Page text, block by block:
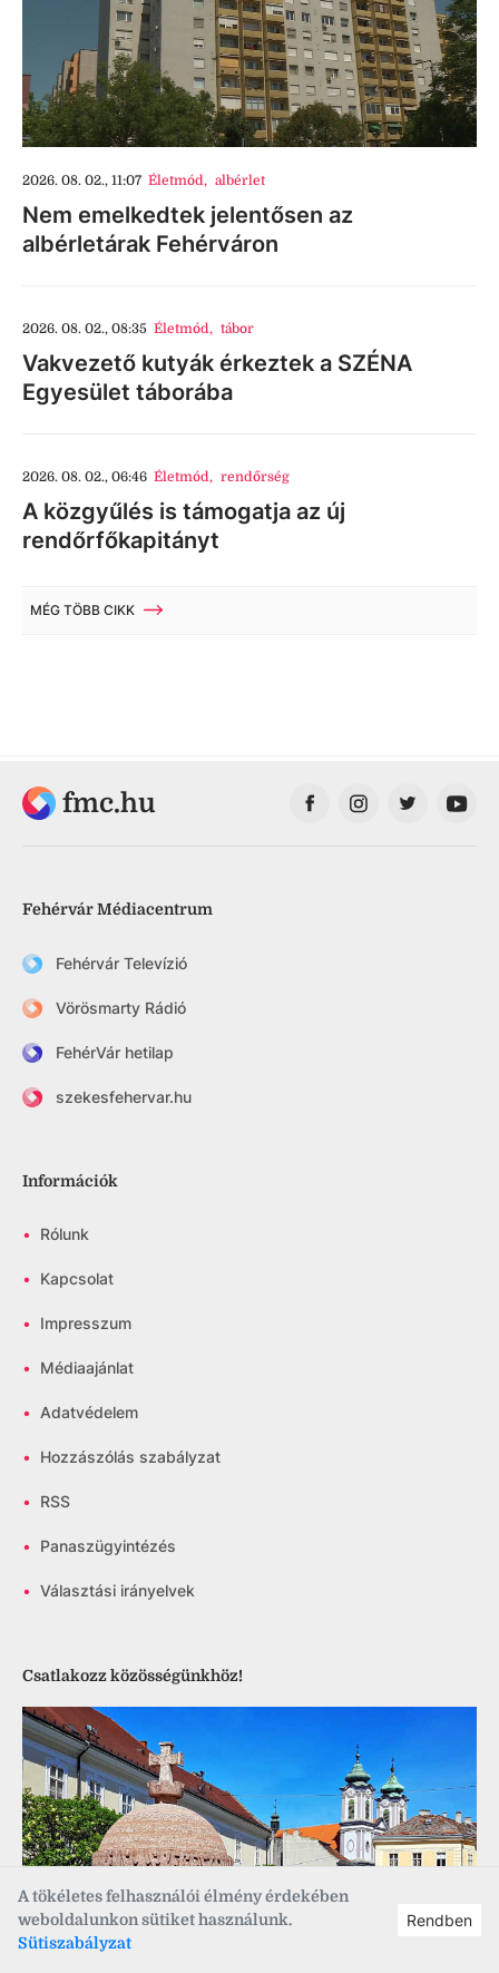
A tökéletes felhasználói élmény érdekében
weboldalunkon sütiket használunk.
Sütiszabályzat
Rendben
2026. 08. 02., 11:07 Életmód, albérlet
Nem emelkedtek jelentősen az
albérletárak Fehérváron
2026. 08. 02., 08:35 Életmód, tábor
Vakvezető kutyák érkeztek a SZÉNA
Egyesület táborába
2026. 08. 02., 06:46 Életmód, rendőrség
A közgyűlés is támogatja az új
rendőrfőkapitányt
MÉG TÖBB CIKK
fmc.hu
Fehérvár Médiacentrum
Fehérvár Televízió
Vörösmarty Rádió
FehérVár hetilap
szekesfehervar.hu
Információk
• Rólunk
• Kapcsolat
• Impresszum
• Médiaajánlat
• Adatvédelem
• Hozzászólás szabályzat
• RSS
• Panaszügyintézés
• Választási irányelvek
Csatlakozz közösségünkhöz!